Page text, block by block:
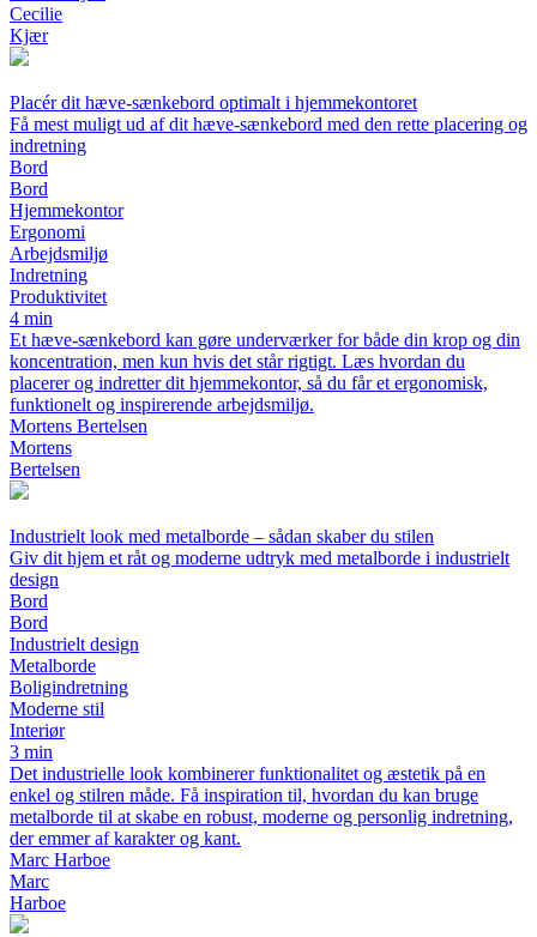
Cecilie
Kjær
Placér dit hæve-sænkebord optimalt i hjemmekontoret
Få mest muligt ud af dit hæve-sænkebord med den rette placering og
indretning
Bord
Bord
Hjemmekontor
Ergonomi
Arbejdsmiljø
Indretning
Produktivitet
4 min
Et hæve-sænkebord kan gøre underværker for både din krop og din
koncentration, men kun hvis det står rigtigt. Læs hvordan du
placerer og indretter dit hjemmekontor, så du får et ergonomisk,
funktionelt og inspirerende arbejdsmiljø.
Mortens Bertelsen
Mortens
Bertelsen
Industrielt look med metalborde – sådan skaber du stilen
Giv dit hjem et råt og moderne udtryk med metalborde i industrielt
design
Bord
Bord
Industrielt design
Metalborde
Boligindretning
Moderne stil
Interiør
3 min
Det industrielle look kombinerer funktionalitet og æstetik på en
enkel og stilren måde. Få inspiration til, hvordan du kan bruge
metalborde til at skabe en robust, moderne og personlig indretning,
der emmer af karakter og kant.
Marc Harboe
Marc
Harboe